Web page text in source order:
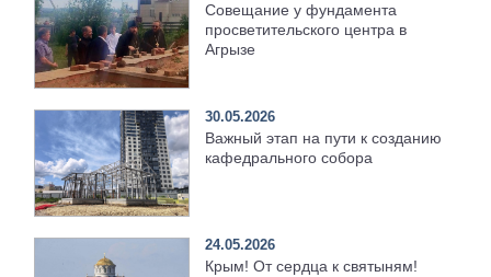
Совещание у фундамента
просветительского центра в
Агрызе
30.05.2026
Важный этап на пути к созданию
кафедрального собора
24.05.2026
Крым! От сердца к святыням!